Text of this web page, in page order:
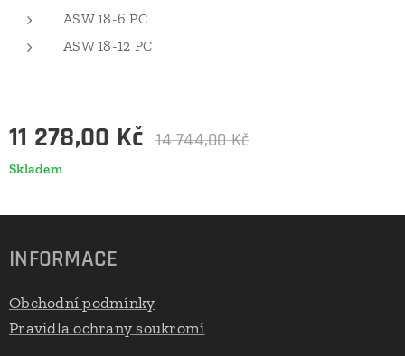
ASW 18-6 PC
ASW 18-12 PC
11 278,00 Kč 14 744,00Kč
Skladem
INFORMACE
Obchodní podmínky
Pravidla ochrany soukromí